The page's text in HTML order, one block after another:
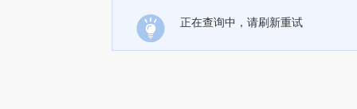
正在查询中，请刷新重试